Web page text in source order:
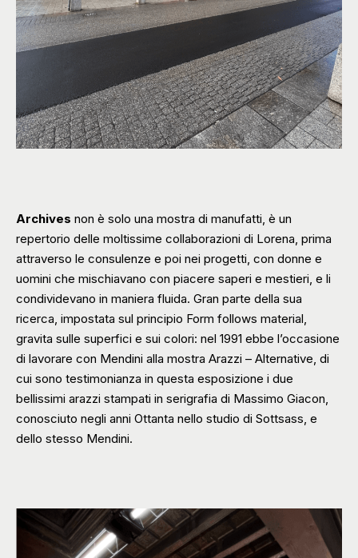
Archives non è solo una mostra di manufatti, è un
repertorio delle moltissime collaborazioni di Lorena, prima
attraverso le consulenze e poi nei progetti, con donne e
uomini che mischiavano con piacere saperi e mestieri, e li
condividevano in maniera fluida. Gran parte della sua
ricerca, impostata sul principio Form follows material,
gravita sulle superfici e sui colori: nel 1991 ebbe l’occasione
di lavorare con Mendini alla mostra Arazzi – Alternative, di
cui sono testimonianza in questa esposizione i due
bellissimi arazzi stampati in serigrafia di Massimo Giacon,
conosciuto negli anni Ottanta nello studio di Sottsass, e
dello stesso Mendini.